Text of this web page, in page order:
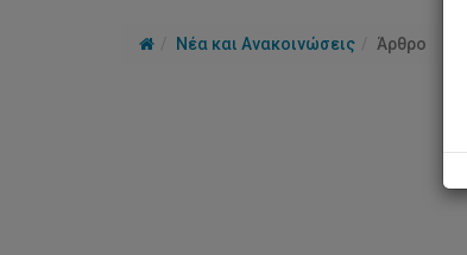
Νέα και Ανακοινώσεις Άρθρο